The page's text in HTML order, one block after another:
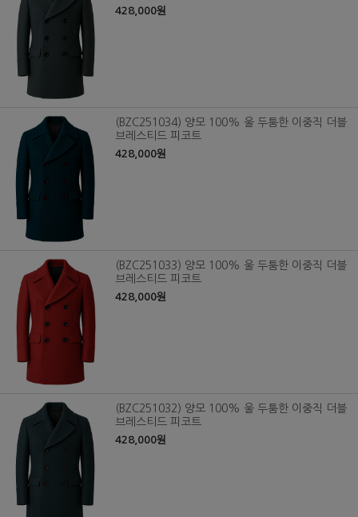
428,000원
(BZC251034) 양모 100% 울 두툼한 이중직 더블
브레스티드 피코트
428,000원
(BZC251033) 양모 100% 울 두툼한 이중직 더블
브레스티드 피코트
428,000원
(BZC251032) 양모 100% 울 두툼한 이중직 더블
브레스티드 피코트
428,000원